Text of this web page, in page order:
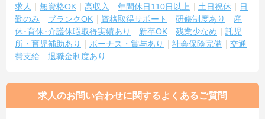
求人
無資格OK 高収入 年間休日110日以上 土日祝休
日
勤のみ
ブランクOK 資格取得サポート 研修制度あり
産
休･育休･介護休暇取得実績あり
新卒OK 残業少なめ
託児
所・育児補助あり
ボーナス・賞与あり 社会保険完備
交通
費支給
退職金制度あり
求人のお問い合わせに関するよくあるご質問